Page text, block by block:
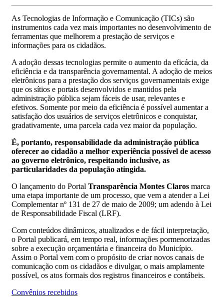
As Tecnologias de Informação e Comunicação (TICs) são
instrumentos cada vez mais importantes no desenvolvimento de
ferramentas que melhorem a prestação de serviços e
informações para os cidadãos.
A adoção dessas tecnologias permite o aumento da eficácia, da
eficiência e da transparência governamental. A adoção de meios
eletrônicos para a prestação dos serviços governamentais exige
que os sítios e portais desenvolvidos e mantidos pela
administração pública sejam fáceis de usar, relevantes e
efetivos. Somente por meio da eficiência é possível aumentar a
satisfação dos usuários de serviços eletrônicos e conquistar,
gradativamente, uma parcela cada vez maior da população.
É, portanto, responsabilidade da administração pública
oferecer ao cidadão a melhor experiência possível de acesso
ao governo eletrônico, respeitando inclusive, as
particularidades da população atingida.
O lançamento do Portal Transparência Montes Claros marca
uma etapa importante de um processo, que vem a atender a Lei
Complementar nº 131 de 27 de maio de 2009; um adendo à Lei
de Responsabilidade Fiscal (LRF).
Com conteúdos dinâmicos, atualizados e de fácil interpretação,
o Portal publicará, em tempo real, informações pormenorizadas
sobre a execução orçamentária e financeira do Município.
Assim o Portal vem com o propósito de criar novos canais de
comunicação com os cidadãos e divulgar, o mais amplamente
possível, os atos formais dos registros financeiros e contábeis.
Convênios recebidos